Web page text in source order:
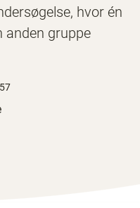
hvor én
anden gruppe